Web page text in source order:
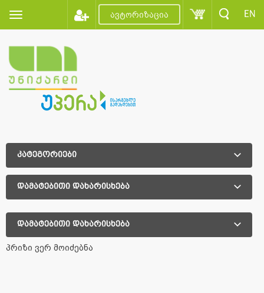
ავტორიზაცია EN
კატეგორიები
დამატებითი დახარისხება
დამატებითი დახარისხება
პრიზი ვერ მოიძებნა